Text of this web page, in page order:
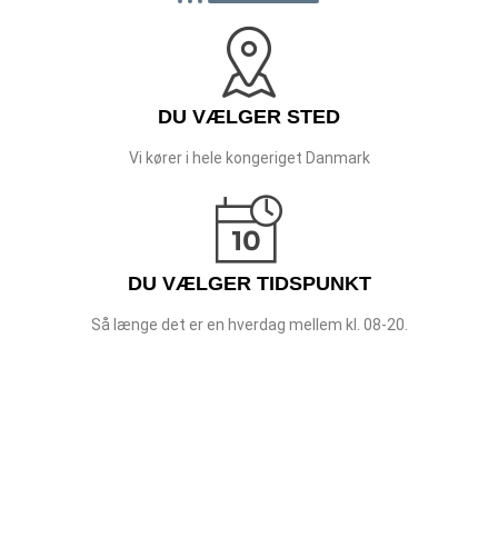
DU VÆLGER STED
Vi kører i hele kongeriget Danmark
DU VÆLGER TIDSPUNKT
Så længe det er en hverdag mellem kl. 08-20.